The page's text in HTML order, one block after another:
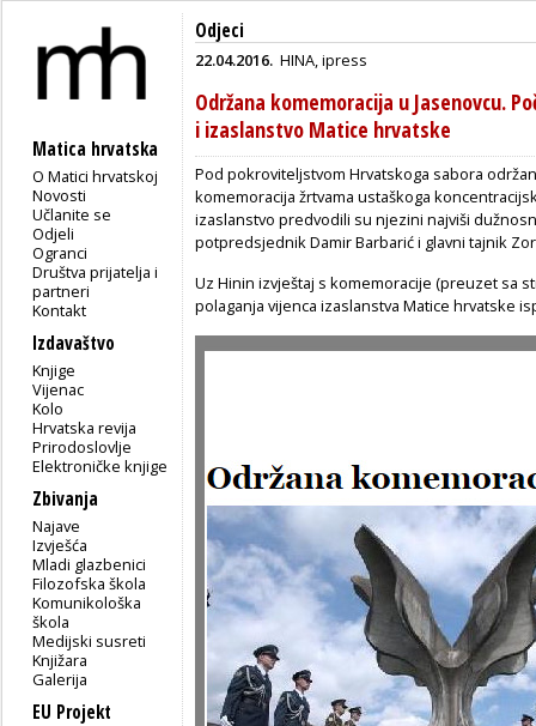
Matica hrvatska
O Matici hrvatskoj
Novosti
Učlanite se
Odjeli
Ogranci
Društva prijatelja i
partneri
Kontakt
Izdavaštvo
Knjige
Vijenac
Kolo
Hrvatska revija
Prirodoslovlje
Elektroničke knjige
Zbivanja
Najave
Izvješća
Mladi glazbenici
Filozofska škola
Komunikološka
škola
Medijski susreti
Knjižara
Galerija
EU Projekt
Odjeci
22.04.2016. HINA,ipress
Održana komemoracija u Jasenovcu.
i izaslanstvo Matice hrvatske
Pod pokroviteljstvom Hrvatskoga sabora
komemoracija žrtvama ustaškoga
izaslanstvo predvodili su njezini najviši
potpredsjednik Damir Barbarić i glavni tajnik
Uz Hinin izvještaj s komemoracije (preuzet sa
polaganja vijenca izaslanstva Matice hrvatske